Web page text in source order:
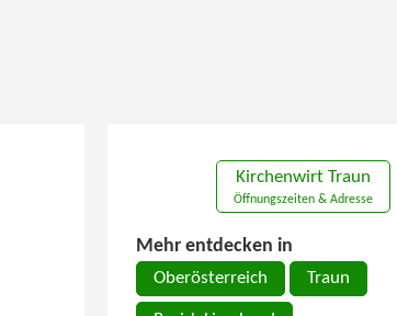
Kirchenwirt Traun
Öffnungszeiten & Adresse
Mehr entdecken in
Oberösterreich Traun